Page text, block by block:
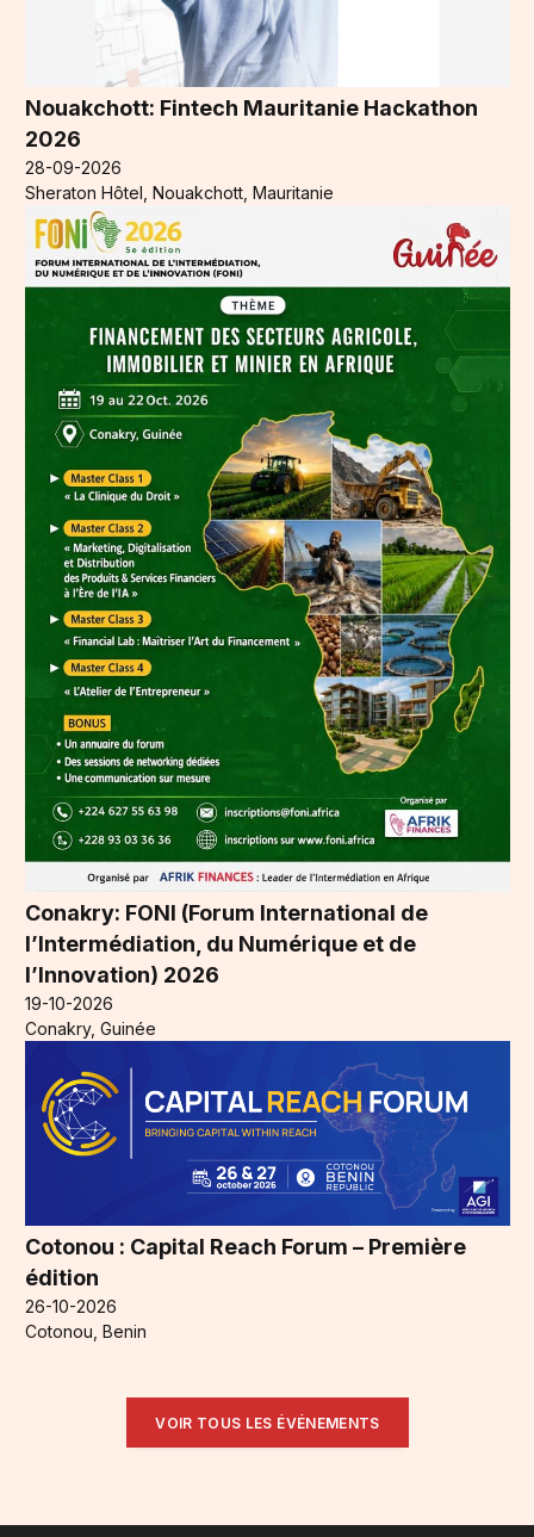
Nouakchott: Fintech Mauritanie Hackathon
2026
28-09-2026
Sheraton Hôtel, Nouakchott, Mauritanie
Conakry: FONI (Forum International de
l’Intermédiation, du Numérique et de
l’Innovation) 2026
19-10-2026
Conakry, Guinée
Cotonou : Capital Reach Forum – Première
édition
26-10-2026
Cotonou, Benin
VOIR TOUS LES ÉVÉNEMENTS